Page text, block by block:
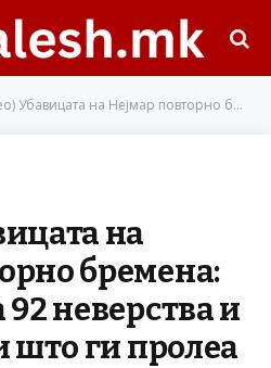
на Нејмар повторно бремена: Му прости за 92 неверства и за сите солзи што ги пролеа
на
бремена:
неверства и
што ги пролеа